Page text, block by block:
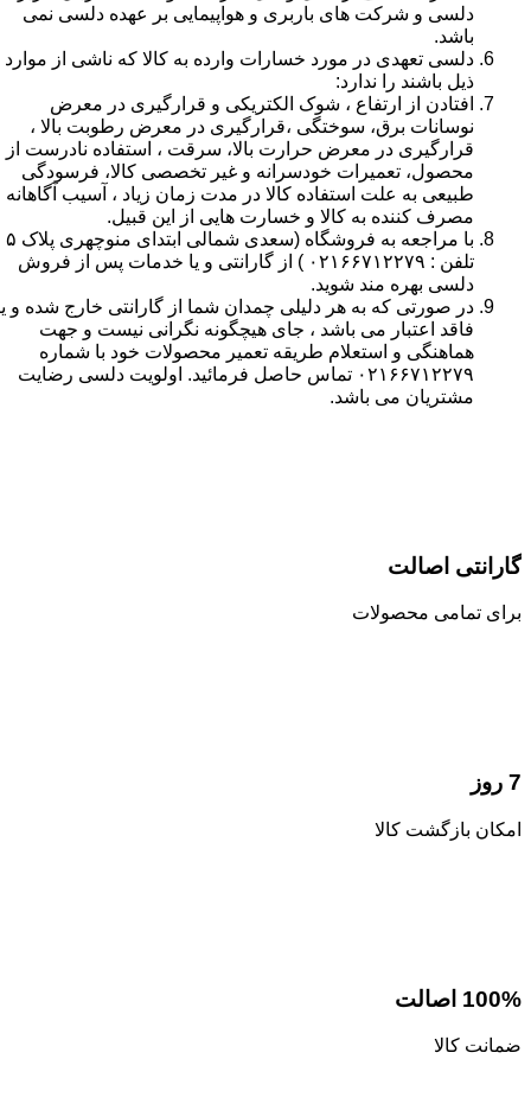
دلسی و شرکت های باربری و هواپیمایی بر عهده دلسی نمی
باشد.
دلسی تعهدی در مورد خسارات وارده به کالا که ناشی از موارد
ذیل باشند را ندارد:
افتادن از ارتفاع ، شوک الکتریکی و قرارگیری در معرض
نوسانات برق، سوختگی ،قرارگیری در معرض رطوبت بالا ،
قرارگیری در معرض حرارت بالا، سرقت ، استفاده نادرست از
محصول، تعمیرات خودسرانه و غیر تخصصی کالا، فرسودگی
طبیعی به علت استفاده کالا در مدت زمان زیاد ، آسیب آگاهانه
مصرف کننده به کالا و خسارت هایی از این قبیل.
با مراجعه به فروشگاه (سعدی شمالی ابتدای منوچهری پلاک ۵
تلفن : ۰۲۱۶۶۷۱۲۲۷۹ ) از گارانتی و یا خدمات پس از فروش
دلسی بهره مند شوید.
در صورتی که به هر دلیلی چمدان شما از گارانتی خارج شده و یا
فاقد اعتبار می باشد ، جای هیچگونه نگرانی نیست و جهت
هماهنگی و استعلام طریقه تعمیر محصولات خود با شماره
۰۲۱۶۶۷۱۲۲۷۹ تماس حاصل فرمائید. اولویت دلسی رضایت
مشتریان می باشد.
گارانتی اصالت
برای تمامی محصولات
7 روز
امکان بازگشت کالا
100% اصالت
ضمانت کالا